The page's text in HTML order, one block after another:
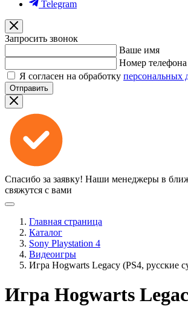
Telegram
Запросить звонок
Ваше имя
Номер телефона
Я согласен на обработку персональных
Отправить
Спасибо за заявку! Наши менеджеры в
свяжутся с вами
Главная страница
Каталог
Sony Playstation 4
Видеоигры
Игра Hogwarts Legacy (PS4, русские
Игра Hogwarts